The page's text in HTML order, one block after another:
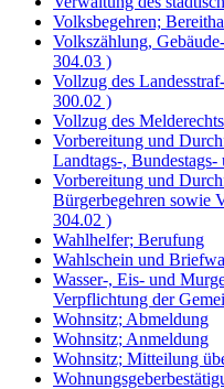
Volksbegehren;
Volkszählung,
304.03 )
Vollzug des
300.02 )
Vollzug des
Vorbereitung und
Landtags-,
Vorbereitung und
Bürgerbegehren sowie
304.02 )
Wahlhelfer; Berufung
Wahlschein und
Wasser-, Eis- und
Verpflichtung der
Wohnsitz; Abmeldung
Wohnsitz; Anmeldung
Wohnsitz; Mitteilung